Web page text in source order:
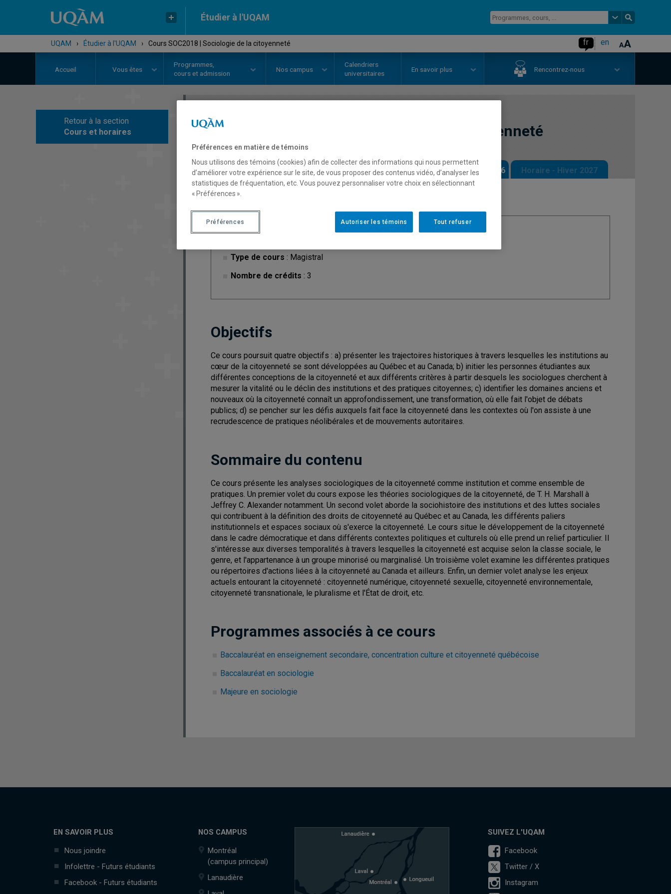
Étudier à l'UQAM
UQAM › Étudier à l'UQAM › Cours SOC2018 | Sociologie de la citoyenneté fr en
Accueil Vous êtes
Programmes,
cours et admission
Nos campus
Calendriers
universitaires
En savoir plus Rencontrez-nous
Retour à la section
Cours et horaires
COURS Sociologie de la citoyenneté
Description Horaire - Été 2026 Horaire - Automne 2026 Horaire - Hiver 2027
Type de cours : Magistral
Nombre de crédits : 3
Objectifs
Ce cours poursuit quatre objectifs : a) présenter les trajectoires historiques à travers lesquelles les institutions au
cœur de la citoyenneté se sont développées au Québec et au Canada; b) initier les personnes étudiantes aux
différentes conceptions de la citoyenneté et aux différents critères à partir desquels les sociologues cherchent à
mesurer la vitalité ou le déclin des institutions et des pratiques citoyennes; c) identifier les domaines anciens et
nouveaux où la citoyenneté connaît un approfondissement, une transformation, où elle fait l'objet de débats
publics; d) se pencher sur les défis auxquels fait face la citoyenneté dans les contextes où l'on assiste à une
recrudescence de pratiques néolibérales et de mouvements autoritaires.
Sommaire du contenu
Ce cours présente les analyses sociologiques de la citoyenneté comme institution et comme ensemble de
pratiques. Un premier volet du cours expose les théories sociologiques de la citoyenneté, de T. H. Marshall à
Jeffrey C. Alexander notamment. Un second volet aborde la sociohistoire des institutions et des luttes sociales
qui contribuent à la définition des droits de citoyenneté au Québec et au Canada, les différents paliers
institutionnels et espaces sociaux où s'exerce la citoyenneté. Le cours situe le développement de la citoyenneté
dans le cadre démocratique et dans différents contextes politiques et culturels où elle prend un relief particulier. Il
s'intéresse aux diverses temporalités à travers lesquelles la citoyenneté est acquise selon la classe sociale, le
genre, et l'appartenance à un groupe minorisé ou marginalisé. Un troisième volet examine les différentes pratiques
ou répertoires d'actions liées à la citoyenneté au Canada et ailleurs. Enfin, un dernier volet analyse les enjeux
actuels entourant la citoyenneté : citoyenneté numérique, citoyenneté sexuelle, citoyenneté environnementale,
citoyenneté transnationale, le pluralisme et l'État de droit, etc.
Programmes associés à ce cours
Baccalauréat en enseignement secondaire, concentration culture et citoyenneté québécoise
Baccalauréat en sociologie
Majeure en sociologie
EN SAVOIR PLUS
Nous joindre
Infolettre - Futurs étudiants
Facebook - Futurs étudiants
NOS CAMPUS
Montréal
(campus principal)
Lanaudière
SUIVEZ L'UQAM
Facebook
Twitter / X
Instagram
Préférences en matière de témoins
Nous utilisons des témoins (cookies) afin de collecter des informations qui nous permettent
d’améliorer votre expérience sur le site, de vous proposer des contenus vidéo, d’analyser les
statistiques de fréquentation, etc. Vous pouvez personnaliser votre choix en sélectionnant
« Préférences ».
Tout refuser
Autoriser les témoins
Préférences